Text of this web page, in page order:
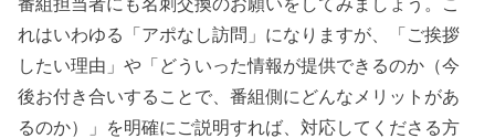
れはいわゆる「アポなし訪問」になりますが、「ご挨拶
したい理由」や「どういった情報が提供できるのか（今
後お付き合いすることで、番組側にどんなメリットがあ
るのか）」を明確にご説明すれば、対応してくださる方